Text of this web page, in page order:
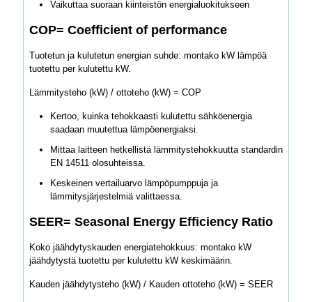
Vaikuttaa suoraan kiinteistön energialuokitukseen
COP= Coefficient of performance
Tuotetun ja kulutetun energian suhde: montako kW lämpöä
tuotettu per kulutettu kW.
Lämmitysteho (kW) / ottoteho (kW) = COP
Kertoo, kuinka tehokkaasti kulutettu sähköenergia
saadaan muutettua lämpöenergiaksi.
Mittaa laitteen hetkellistä lämmitystehokkuutta standardin
EN 14511 olosuhteissa.
Keskeinen vertailuarvo lämpöpumppuja ja
lämmitysjärjestelmiä valittaessa.
SEER= Seasonal Energy Efficiency Ratio
Koko jäähdytyskauden energiatehokkuus: montako kW
jäähdytystä tuotettu per kulutettu kW keskimäärin.
Kauden jäähdytysteho (kW) / Kauden ottoteho (kW) = SEER